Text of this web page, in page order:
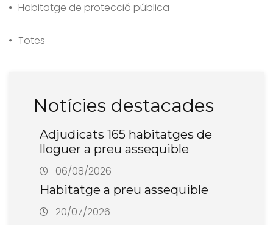
Habitatge de protecció pública
Totes
Notícies destacades
Adjudicats 165 habitatges de
lloguer a preu assequible
06/08/2026
Habitatge a preu assequible
20/07/2026